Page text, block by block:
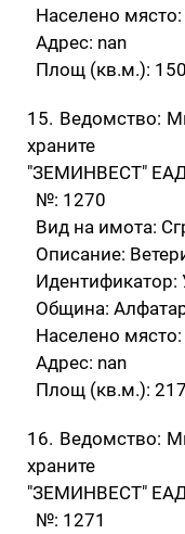
Населено място:
Адрес: nan
Площ (кв.м.): 150
15. Ведомство:
храните
"ЗЕМИНВЕСТ"
№: 1270
Вид на имота:
Описание:
Община:
Населено
Адрес: nan
Площ (кв.м.): 217
16. Ведомство:
храните
"ЗЕМИНВЕСТ"
№: 1271